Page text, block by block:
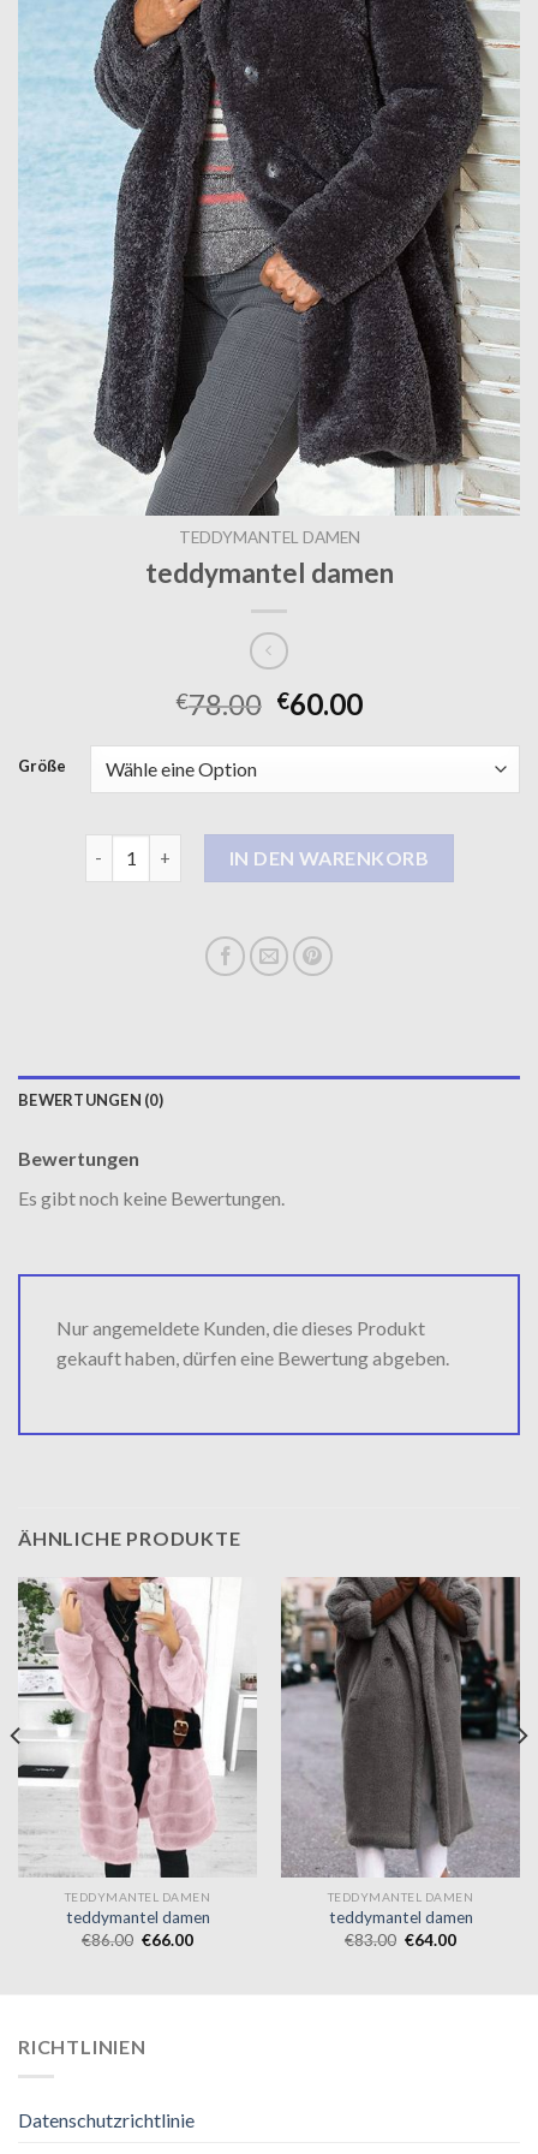
TEDDYMANTEL DAMEN
teddymantel damen
€78.00 €60.00
Größe
IN DEN WARENKORB
BEWERTUNGEN (0)
Bewertungen
Es gibt noch keine Bewertungen.
Nur angemeldete Kunden, die dieses Produkt
gekauft haben, dürfen eine Bewertung abgeben.
ÄHNLICHE PRODUKTE
TEDDYMANTEL DAMEN
teddymantel damen
€86.00 €66.00
TEDDYMANTEL DAMEN
teddymantel damen
€83.00 €64.00
RICHTLINIEN
Datenschutzrichtlinie